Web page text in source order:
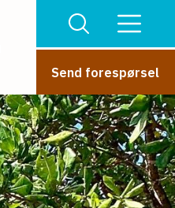
Send forespørsel